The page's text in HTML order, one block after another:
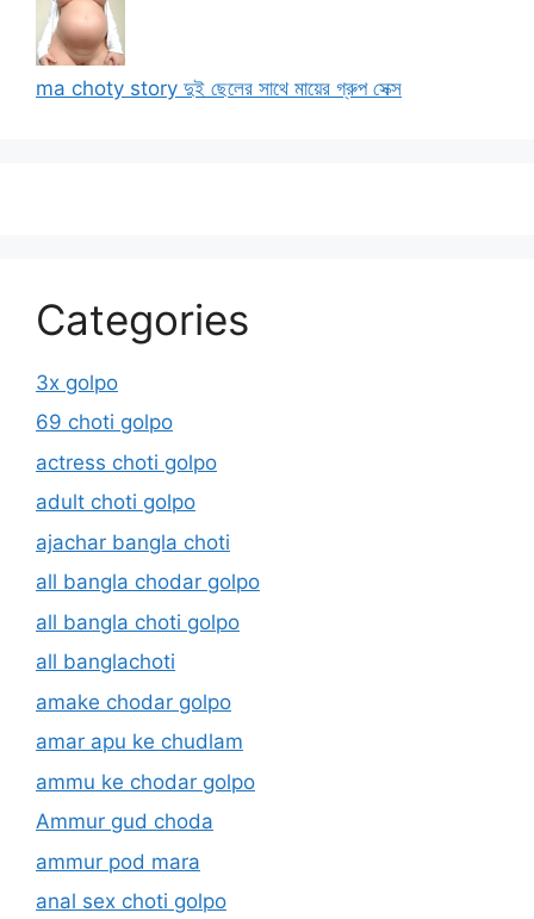
ma choty story দুই ছেলের সাথে মায়ের গ্রুপ সেক্স
Categories
3x golpo
69 choti golpo
actress choti golpo
adult choti golpo
ajachar bangla choti
all bangla chodar golpo
all bangla choti golpo
all banglachoti
amake chodar golpo
amar apu ke chudlam
ammu ke chodar golpo
Ammur gud choda
ammur pod mara
anal sex choti golpo